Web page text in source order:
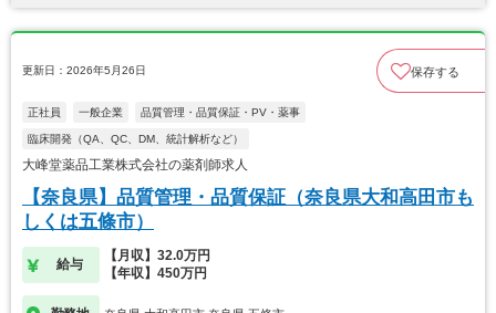
更新日：2026年5月26日 保存する
正社員 一般企業 品質管理・品質保証・PV・薬事
臨床開発（QA、QC、DM、統計解析など）
大峰堂薬品工業株式会社の薬剤師求人
【奈良県】品質管理・品質保証（奈良県大和高田市も
しくは五條市）
給与
【月収】32.0万円
【年収】450万円